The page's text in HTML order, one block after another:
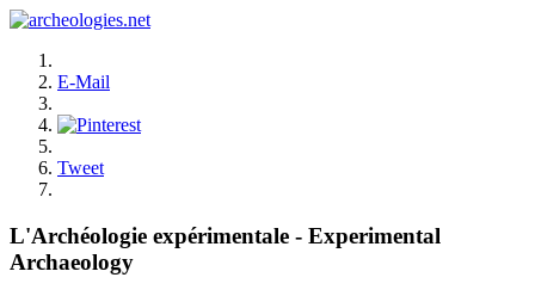
E-Mail
Tweet
L'Archéologie expérimentale - Experimental
Archaeology